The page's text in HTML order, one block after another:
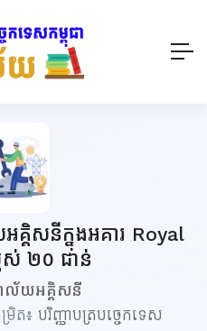
អគ្គិសនីក្នុងអគារ Royal
ស់ ២០ ជាន់​
ាល័យអគ្គិសនី
រិត៖ បរិញ្ញាបត្របច្ចេកទេស